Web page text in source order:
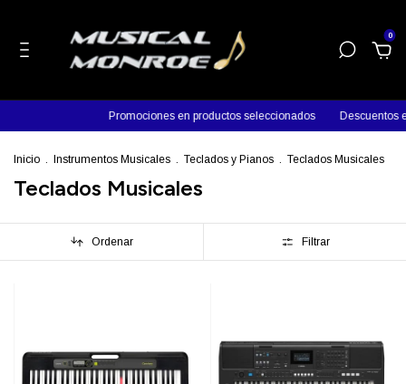
0
Promociones en productos seleccionados Descuentos en
Inicio . Instrumentos Musicales . Teclados y Pianos . Teclados Musicales
Teclados Musicales
Ordenar Filtrar